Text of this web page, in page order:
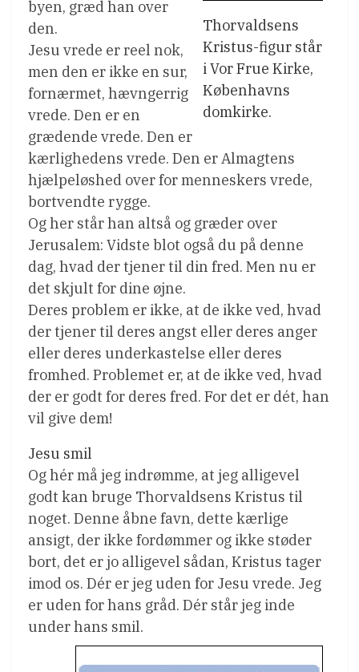
Thorvaldsens
Kristus-figur står
i Vor Frue Kirke,
Københavns
domkirke.
byen, græd han over
den.
Jesu vrede er reel nok,
men den er ikke en sur,
fornærmet, hævngerrig
vrede. Den er en
grædende vrede. Den er
kærlighedens vrede. Den er Almagtens
hjælpeløshed over for menneskers vrede,
bortvendte rygge.
Og her står han altså og græder over
Jerusalem: Vidste blot også du på denne
dag, hvad der tjener til din fred. Men nu er
det skjult for dine øjne.
Deres problem er ikke, at de ikke ved, hvad
der tjener til deres angst eller deres anger
eller deres underkastelse eller deres
fromhed. Problemet er, at de ikke ved, hvad
der er godt for deres fred. For det er dét, han
vil give dem!
Jesu smil
Og hér må jeg indrømme, at jeg alligevel
godt kan bruge Thorvaldsens Kristus til
noget. Denne åbne favn, dette kærlige
ansigt, der ikke fordømmer og ikke støder
bort, det er jo alligevel sådan, Kristus tager
imod os. Dér er jeg uden for Jesu vrede. Jeg
er uden for hans gråd. Dér står jeg inde
under hans smil.